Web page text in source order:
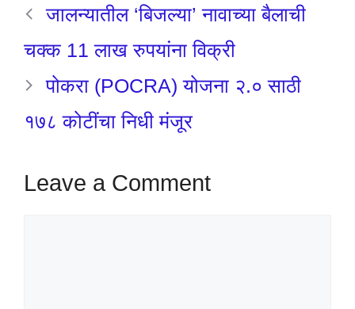
जालन्यातील ‘बिजल्या’ नावाच्या बैलाची
चक्क 11 लाख रुपयांना विक्री
पोकरा (POCRA) योजना २.० साठी
१७८ कोटींचा निधी मंजूर
Leave a Comment